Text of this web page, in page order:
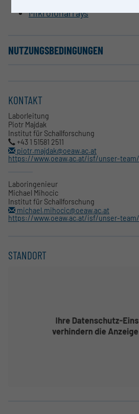
Mikrofonarrays
NUTZUNGSBEDINGUNGEN
KONTAKT
Laborleitung
Piotr Majdak
Institut für Schallforschung
+43 1 51581 2511
piotr.majdak@oeaw.ac.at
https://www.oeaw.ac.at/isf/unser-
Laboringenieur
Michael Mihocic
Institut für Schallforschung
michael.mihocic@oeaw.ac.at
https://www.oeaw.ac.at/isf/unser-
STANDORT